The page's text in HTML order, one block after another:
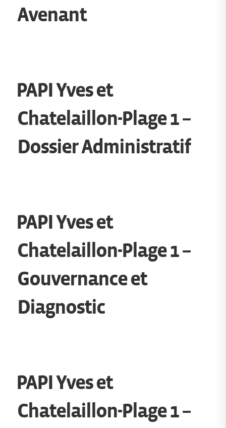
Avenant
PAPI Yves et
Chatelaillon-Plage 1 –
Dossier Administratif
PAPI Yves et
Chatelaillon-Plage 1 –
Gouvernance et
Diagnostic
PAPI Yves et
Chatelaillon-Plage 1 –